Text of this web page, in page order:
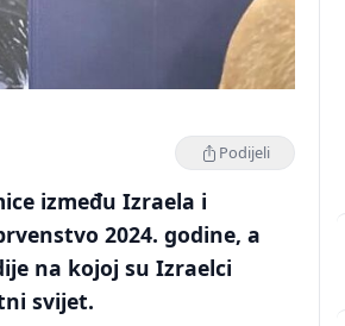
Podijeli
između Izraela i
2024. godine, a
na kojoj su Izraelci
svijet.